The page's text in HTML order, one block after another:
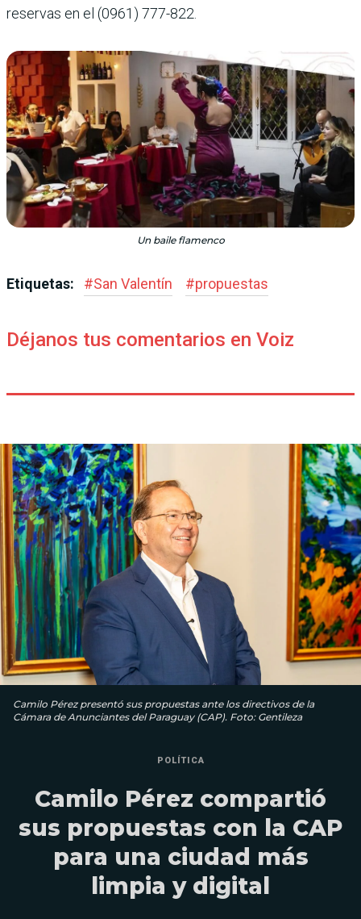
reservas en el (0961) 777-822.
Un baile flamenco
Etiquetas: #San Valentín #propuestas
Déjanos tus comentarios en Voiz
Camilo Pérez presentó sus propuestas ante los directivos de la
Cámara de Anunciantes del Paraguay (CAP). Foto: Gentileza
POLÍTICA
Camilo Pérez compartió
sus propuestas con la CAP
para una ciudad más
limpia y digital